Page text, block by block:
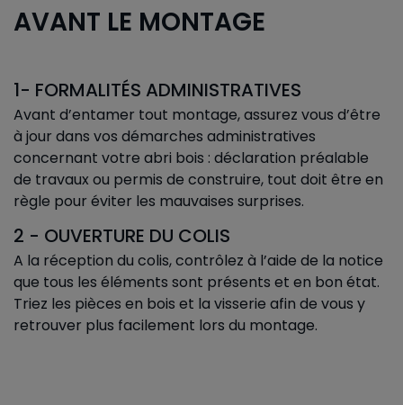
AVANT LE MONTAGE
1- FORMALITÉS ADMINISTRATIVES
Avant d’entamer tout montage, assurez vous d’être
à jour dans vos démarches administratives
concernant votre abri bois : déclaration préalable
de travaux ou permis de construire, tout doit être en
règle pour éviter les mauvaises surprises.
2 - OUVERTURE DU COLIS
A la réception du colis, contrôlez à l’aide de la notice
que tous les éléments sont présents et en bon état.
Triez les pièces en bois et la visserie afin de vous y
retrouver plus facilement lors du montage.